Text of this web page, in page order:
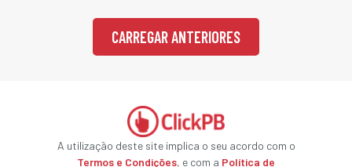
CARREGAR ANTERIORES
A utilização deste site implica o seu acordo com o
Termos e Condições, e com a Política de